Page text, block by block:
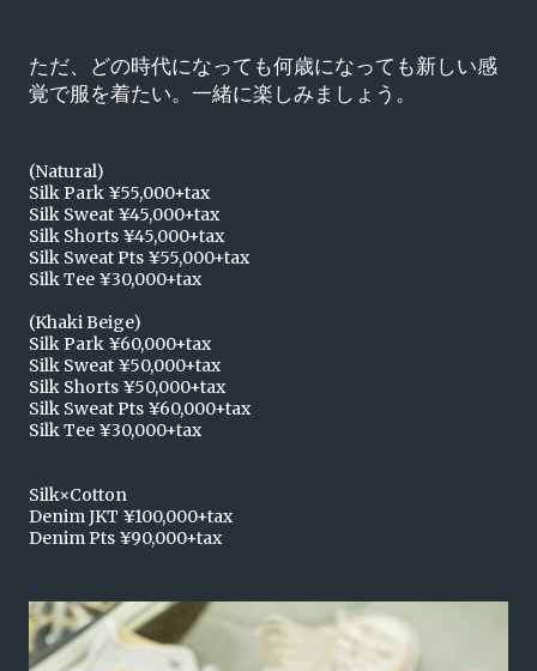
ただ、どの時代になっても何歳になっても新しい感
覚で服を着たい。一緒に楽しみましょう。
(Natural)
Silk Park ¥55,000+tax
Silk Sweat ¥45,000+tax
Silk Shorts ¥45,000+tax
Silk Sweat Pts ¥55,000+tax
Silk Tee ¥30,000+tax
(Khaki Beige)
Silk Park ¥60,000+tax
Silk Sweat ¥50,000+tax
Silk Shorts ¥50,000+tax
Silk Sweat Pts ¥60,000+tax
Silk Tee ¥30,000+tax
Silk×Cotton
Denim JKT ¥100,000+tax
Denim Pts ¥90,000+tax